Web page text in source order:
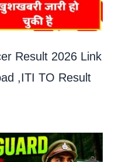
Result 2026 Link
,ITI TO Result